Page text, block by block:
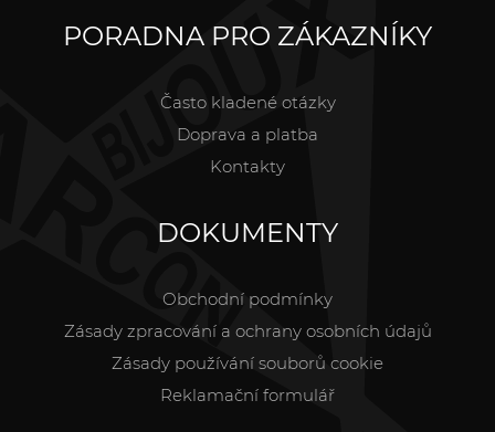
PORADNA PRO ZÁKAZNÍKY
Často kladené otázky
Doprava a platba
Kontakty
DOKUMENTY
Obchodní podmínky
Zásady zpracování a ochrany osobních údajů
Zásady používání souborů cookie
Reklamační formulář